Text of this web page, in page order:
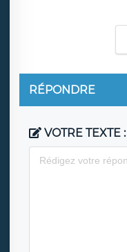
RÉPONDRE
VOTRE TEXTE :